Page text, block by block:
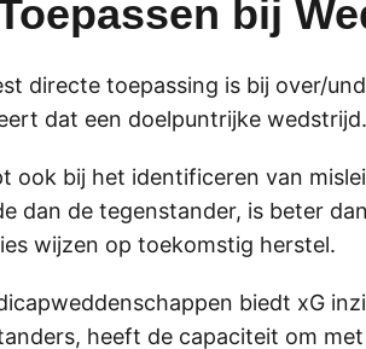
bij
directe toepassing is bij over/
dat een doelpuntrijke
ook bij het identificeren van
dan de tegenstander, is beter
wijzen op toekomstig herstel.
biedt xG
heeft de capaciteit om